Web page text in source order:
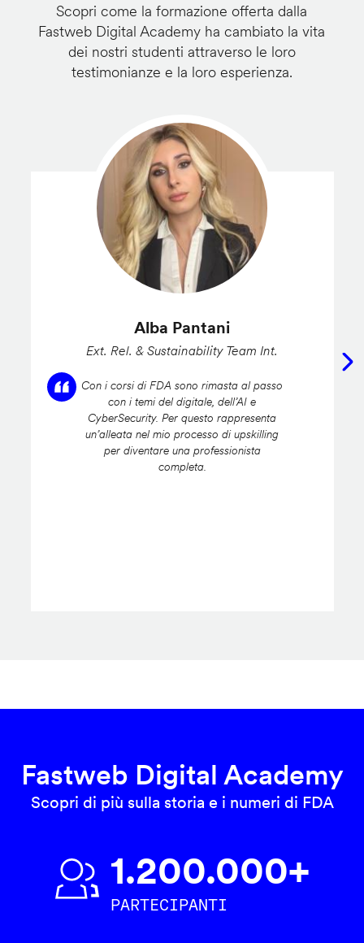
Scopri come la formazione offerta dalla
Fastweb Digital Academy ha cambiato la vita
dei nostri studenti attraverso le loro
testimonianze e la loro esperienza.
Alba Pantani
Ext. Rel. & Sustainability Team Int.
Con i corsi di FDA sono rimasta al passo
con i temi del digitale, dell’AI e
CyberSecurity. Per questo rappresenta
un’alleata nel mio processo di upskilling
per diventare una professionista
completa.
Fastweb Digital Academy
Scopri di più sulla storia e i numeri di FDA
1.200.000+
PARTECIPANTI